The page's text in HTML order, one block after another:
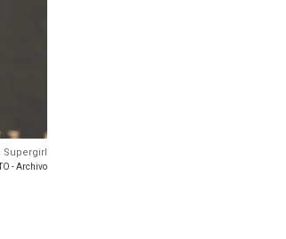
Supergirl
- Archivo